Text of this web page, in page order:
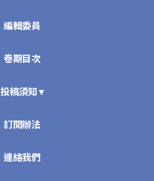
編輯委員
卷期目次
投稿須知 ▾
訂閱辦法
連絡我們